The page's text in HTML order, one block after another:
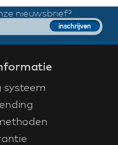
nieuwsbrief?
systeem